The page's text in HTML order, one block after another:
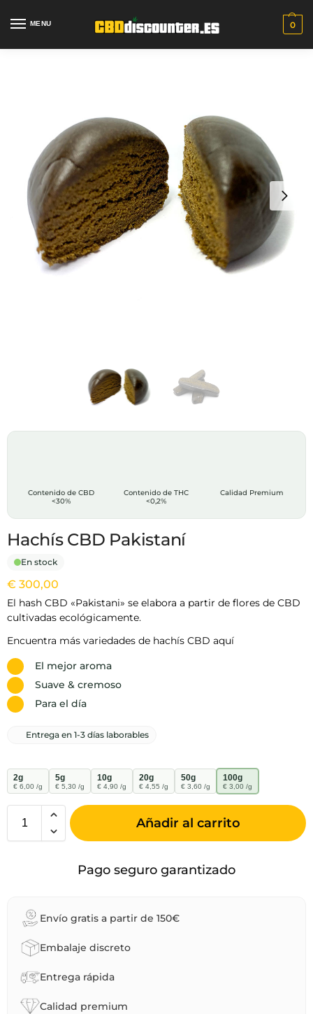
MENU 0
Contenido de CBD
<30%
Contenido de THC
<0,2%
Calidad Premium
Hachís CBD Pakistaní
En stock
€ 300,00
El hash CBD «Pakistani» se elabora a partir de flores de CBD
cultivadas ecológicamente.
Encuentra más variedades de hachís CBD aquí
El mejor aroma
Suave & cremoso
Para el día
Entrega en 1-3 días laborables
2g
€ 6,00 /g
5g
€ 5,30 /g
10g
€ 4,90 /g
20g
€ 4,55 /g
50g
€ 3,60 /g
100g
€ 3,00 /g
Añadir al carrito
Pago seguro garantizado
Envío gratis a partir de 150€
Embalaje discreto
Entrega rápida
Calidad premium